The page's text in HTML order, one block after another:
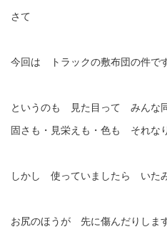
さて
今回は トラックの敷布団の件です
というのも 見た目って みんな同
固さも・見栄えも・色も それな
しかし 使っていましたら いた
お尻のほうが 先に傷んだりします